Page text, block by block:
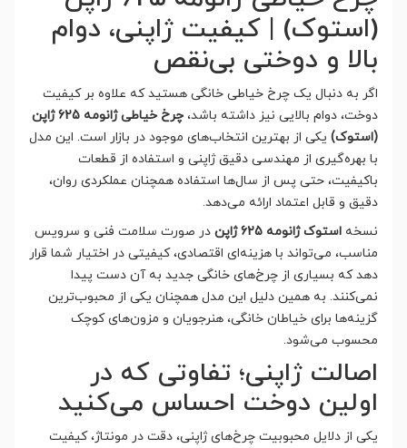
(استوک) | کیفیت ژاپنی، دوام
بالا و دوختی بی‌نقص
اگر به دنبال یک چرخ خیاطی خانگی هستید که علاوه بر کیفیت
دوخت، دوام بالایی نیز داشته باشد،
چرخ خیاطی ژانومه 625 ژاپن
(استوک) یکی از بهترین انتخاب‌های موجود در بازار است. این مدل
با بهره‌گیری از مهندسی دقیق ژاپنی و استفاده از قطعات
باکیفیت، حتی پس از سال‌ها استفاده همچنان عملکردی روان،
دقیق و قابل اعتماد ارائه می‌دهد.
نسخه استوک ژانومه 625 ژاپن
در صورت سلامت فنی و سرویس
مناسب، می‌تواند با هزینه‌ای اقتصادی، کیفیتی در اختیار شما قرار
دهد که بسیاری از چرخ‌های خانگی جدید به آن دست پیدا
نمی‌کنند. به همین دلیل این مدل همچنان یکی از محبوب‌ترین
گزینه‌ها برای خیاطان خانگی، هنرجویان و مزون‌های کوچک
محسوب می‌شود.
اصالت ژاپنی؛ تفاوتی که در
اولین دوخت احساس می‌کنید
یکی از دلایل محبوبیت چرخ‌های ژاپنی، دقت در مونتاژ، کیفیت